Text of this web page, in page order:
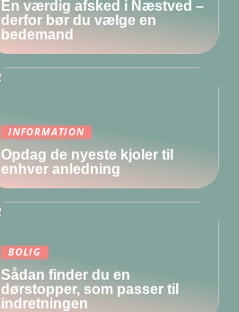
En værdig afsked i Næstved –
derfor bør du vælge en
bedemand
INFORMATION
Opdag de nyeste kjoler til
enhver anledning
BOLIG
Sådan finder du en
dørstopper, som passer til
indretningen